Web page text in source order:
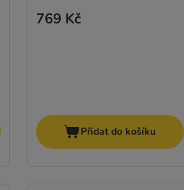
769 Kč
Přidat do košíku